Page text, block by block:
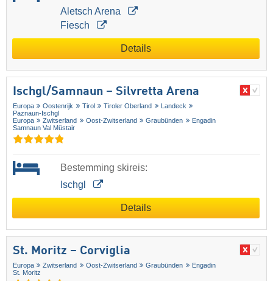
Aletsch Arena
Fiesch
Details
Ischgl/​Samnaun – Silvretta Arena
Europa Oostenrijk Tirol Tiroler Oberland
Landeck
Paznaun-Ischgl
Europa
Zwitserland Oost-Zwitserland Graubünden
Engadin
Samnaun Val Müstair
Bestemming skireis:
Ischgl
Details
St. Moritz – Corviglia
Europa Zwitserland Oost-Zwitserland Graubünden
Engadin
St. Moritz